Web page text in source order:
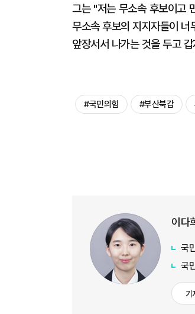
그는 "저는 무소속 후보이고
무소속 후보의 지지자들이
앞장서서 나가는 것을 두고
#국민의힘 #부산북갑
이다
국
국
기